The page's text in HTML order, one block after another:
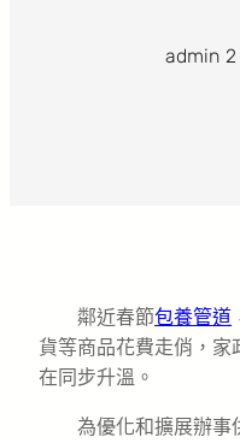
admin· 2
鄰近春節包養管道
貨等商品花費走俏，家
在同步升溫。
為優化和擴展辦事